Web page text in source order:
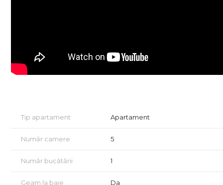
Locuinta poate fi achizitionata si cu ajutorul unui credit
(apartamentul nr. 9 vila 81O - ALP)
Tip apartament Apartament
Număr camere 5
Număr bucătării 1
Geam la baie Da